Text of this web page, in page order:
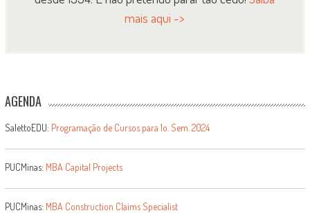
mais aqui ->
AGENDA
SalettoEDU: Programação de Cursos para 1o. Sem. 2024
PUCMinas: MBA Capital Projects
PUCMinas: MBA Construction Claims Specialist